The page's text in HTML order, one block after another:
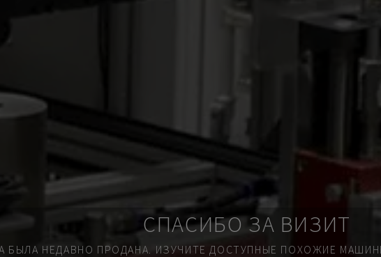
СПАСИБО ЗА ВИЗИТ
БЫЛА НЕДАВНО ПРОДАНА. ИЗУЧИТЕ ДОСТУПНЫЕ ПОХОЖИЕ